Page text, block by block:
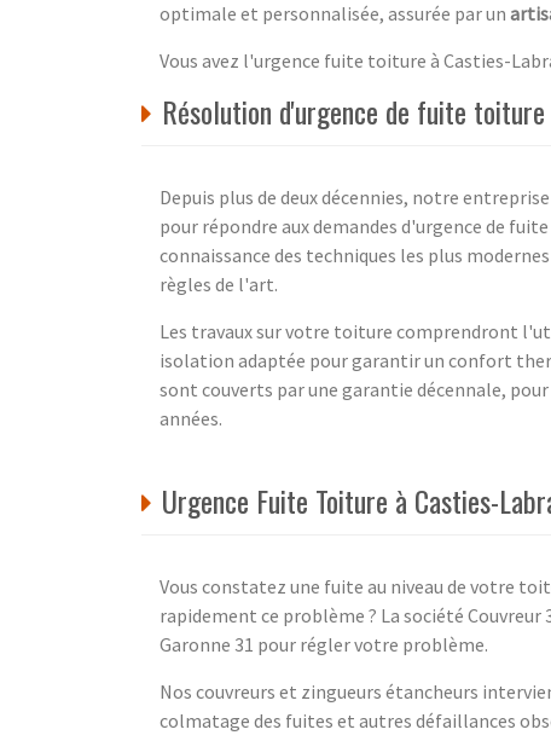
optimale et personnalisée, assurée par un
Vous avez l'urgence fuite toiture à Casties-
Résolution d'urgence de fuite
Depuis plus de deux décennies, notre
pour répondre aux demandes d'urgence de
connaissance des techniques les plus
règles de l'art.
Les travaux sur votre toiture comprendront
isolation adaptée pour garantir un confort
sont couverts par une garantie décennale,
années.
Urgence Fuite Toiture à Casties-
Vous constatez une fuite au niveau de votre
rapidement ce problème ? La société
Garonne 31 pour régler votre problème.
Nos couvreurs et zingueurs étancheurs
colmatage des fuites et autres défaillances